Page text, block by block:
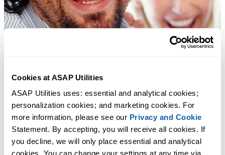
Cookies at ASAP Utilities
ASAP Utilities uses: essential and analytical cookies;
personalization cookies; and marketing cookies. For
more information, please see our Privacy and Cookie
Statement. By accepting, you will receive all cookies. If
you decline, we will only place essential and analytical